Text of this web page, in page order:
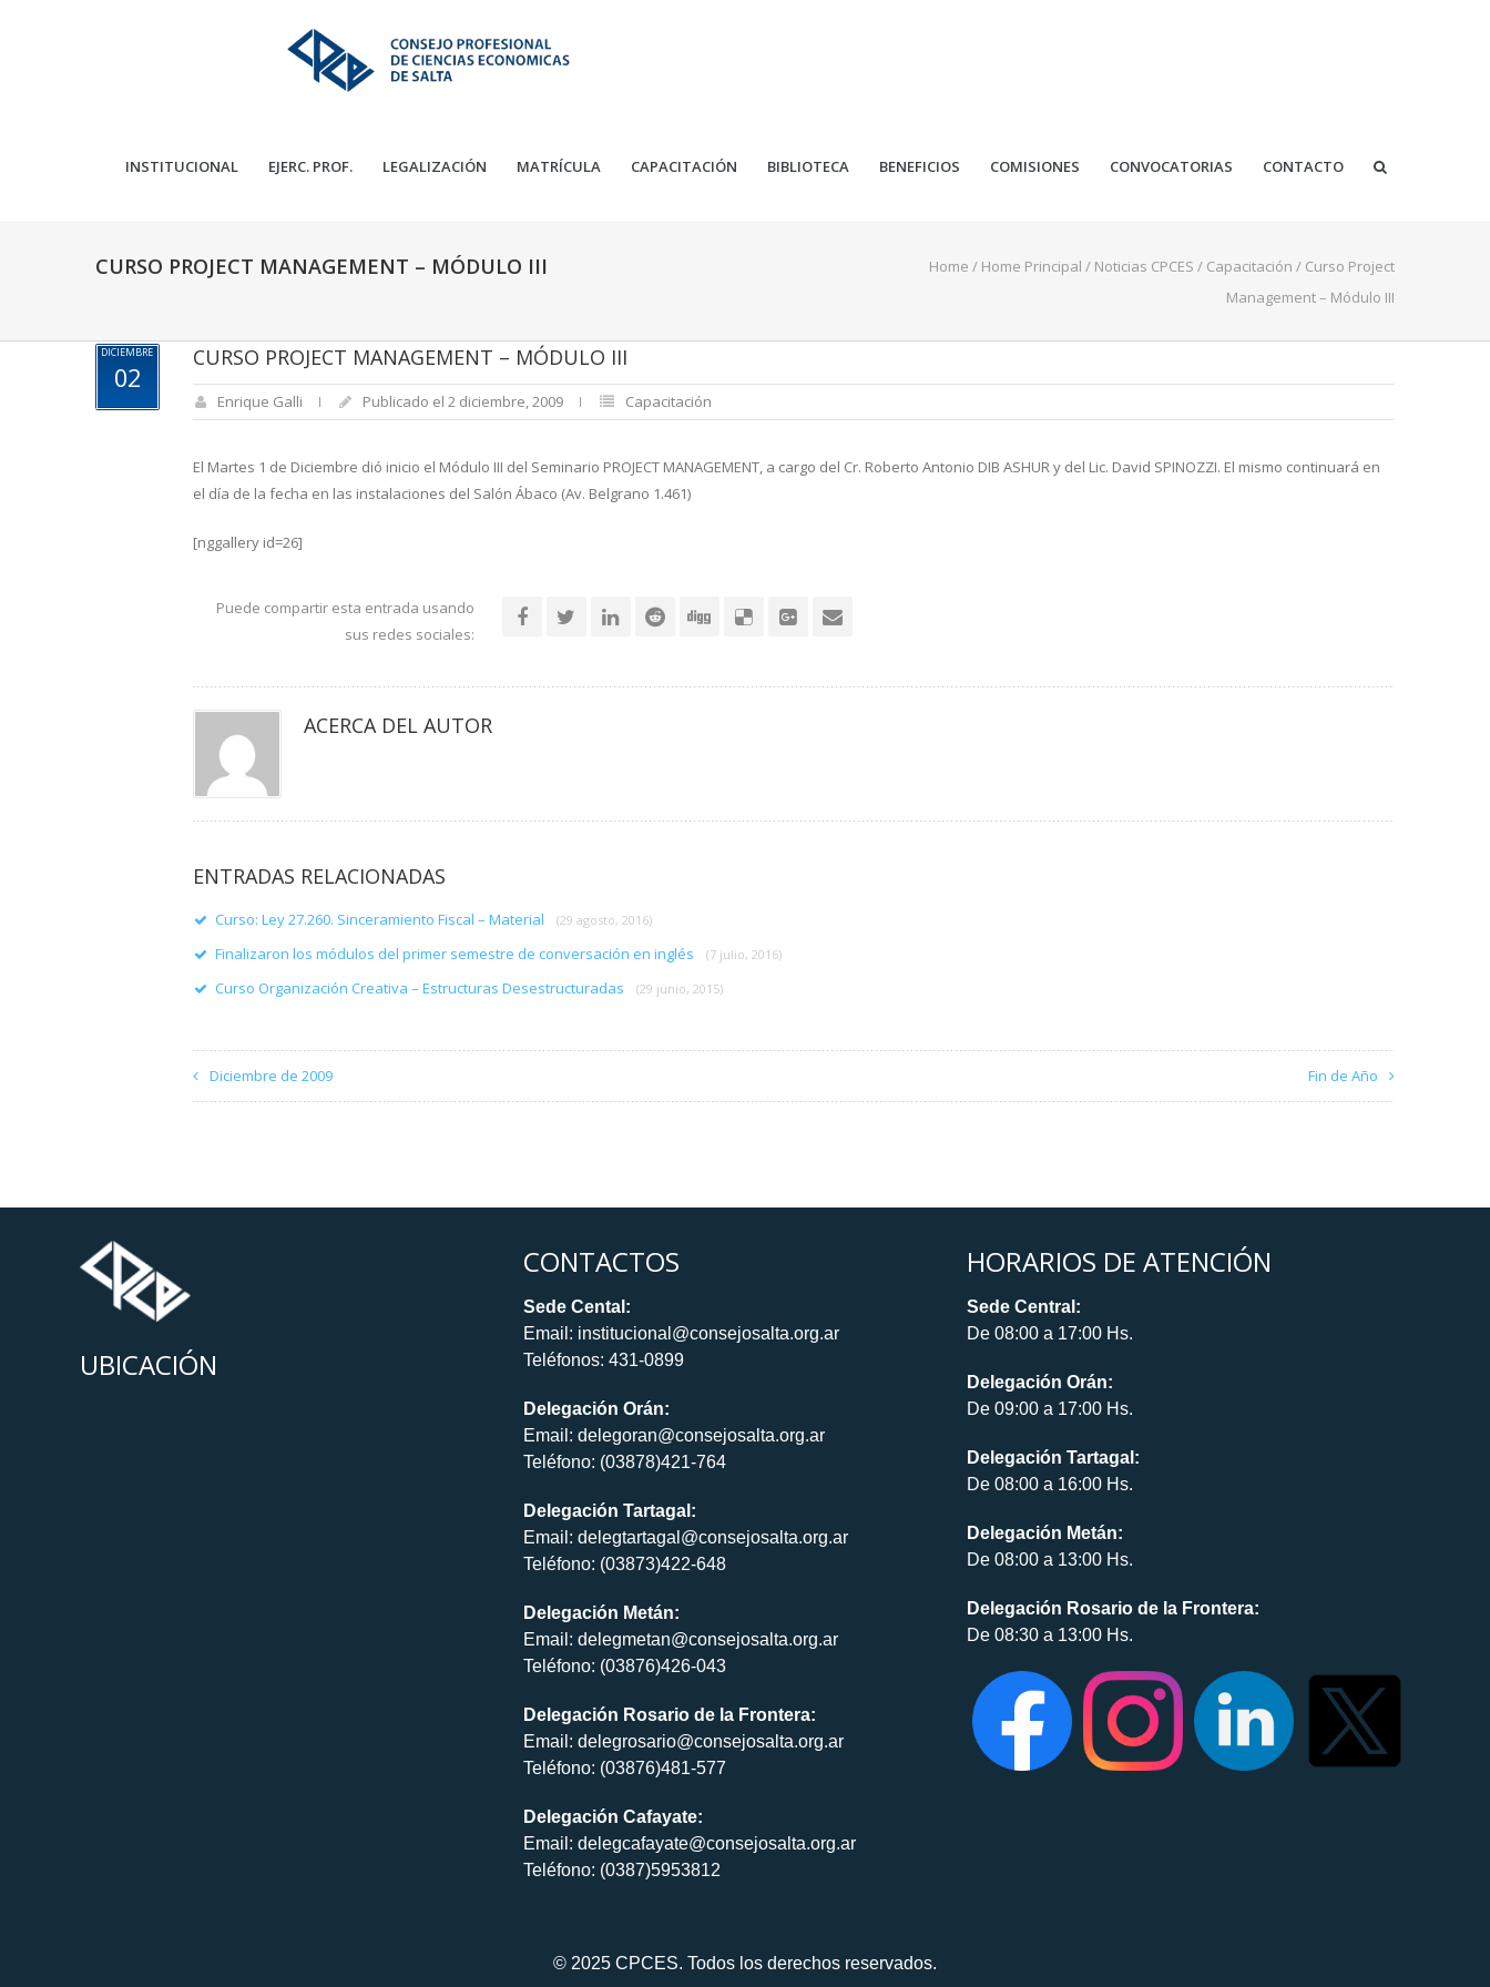
INSTITUCIONAL EJERC. PROF. LEGALIZACIÓN MATRÍCULA CAPACITACIÓN BIBLIOTECA BENEFICIOS COMISIONES CONVOCATORIAS CONTACTO
CURSO PROJECT MANAGEMENT – MÓDULO III Home / Home Principal / Noticias CPCES / Capacitación / Curso Project
Management – Módulo III
DICIEMBRE
02
CURSO PROJECT MANAGEMENT – MÓDULO III
Enrique Galli Publicado el 2 diciembre, 2009 Capacitación
El Martes 1 de Diciembre dió inicio el Módulo III del Seminario PROJECT MANAGEMENT, a cargo del Cr. Roberto Antonio DIB ASHUR y del Lic. David SPINOZZI. El mismo continuará en
el día de la fecha en las instalaciones del Salón Ábaco (Av. Belgrano 1.461)
[nggallery id=26]
Puede compartir esta entrada usando
sus redes sociales:
ACERCA DEL AUTOR
ENTRADAS RELACIONADAS
Curso: Ley 27.260. Sinceramiento Fiscal – Material (29 agosto, 2016)
Finalizaron los módulos del primer semestre de conversación en inglés (7 julio, 2016)
Curso Organización Creativa – Estructuras Desestructuradas (29 junio, 2015)
Diciembre de 2009 Fin de Año
UBICACIÓN
CONTACTOS
Sede Cental:
Email: institucional@consejosalta.org.ar
Teléfonos: 431-0899
Delegación Orán:
Email: delegoran@consejosalta.org.ar
Teléfono: (03878)421-764
Delegación Tartagal:
Email: delegtartagal@consejosalta.org.ar
Teléfono: (03873)422-648
Delegación Metán:
Email: delegmetan@consejosalta.org.ar
Teléfono: (03876)426-043
Delegación Rosario de la Frontera:
Email: delegrosario@consejosalta.org.ar
Teléfono: (03876)481-577
Delegación Cafayate:
Email: delegcafayate@consejosalta.org.ar
Teléfono: (0387)5953812
HORARIOS DE ATENCIÓN
Sede Central:
De 08:00 a 17:00 Hs.
Delegación Orán:
De 09:00 a 17:00 Hs.
Delegación Tartagal:
De 08:00 a 16:00 Hs.
Delegación Metán:
De 08:00 a 13:00 Hs.
Delegación Rosario de la Frontera:
De 08:30 a 13:00 Hs.
© 2025 CPCES. Todos los derechos reservados.